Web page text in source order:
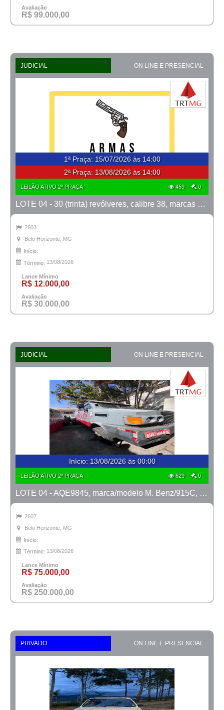
Avaliação
R$ 99.000,00
JUDICIAL ON LINE E PRESENCIAL
1ª Praça: 15/07/2026 às 14:00
2ª Praça: 13/08/2026 às 14:00
LEILÃO ATIVO 2º PRAÇA 459 0
LOTE 04 - 30 (trinta) revólveres, calibre 38, marcas Taurus e Rossi
2603
Belo Horizonte, MG
Início:
Término: 13/08/2026
Lance Mínimo
R$ 12.000,00
Avaliação
R$ 30.000,00
JUDICIAL ON LINE E PRESENCIAL
Início: 13/08/2026 às 00:00
LEILÃO ATIVO 2º PRAÇA 629 0
LOTE 04 - AQE9845, marca/modelo M. Benz/915C, ano 2008/2008
2607
Belo Horizonte, MG
Início:
Término: 13/08/2026
Lance Mínimo
R$ 75.000,00
Avaliação
R$ 250.000,00
PRIVADO ON LINE E PRESENCIAL